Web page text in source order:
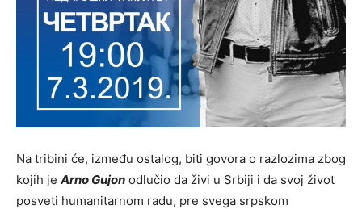
Na tribini će, između ostalog, biti govora o razlozima zbog
kojih je Arno Gujon odlučio da živi u Srbiji i da svoj život
posveti humanitarnom radu, pre svega srpskom